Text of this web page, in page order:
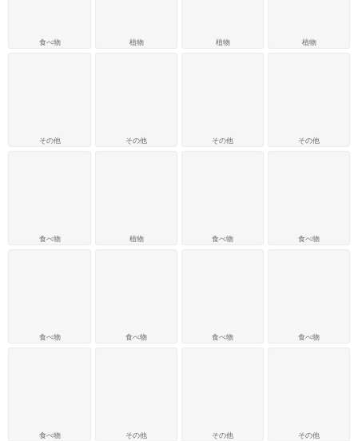
食べ物
その他
食べ物
食べ物
食べ物
植物
その他
植物
食べ物
その他
植物
その他
食べ物
食べ物
その他
植物
その他
食べ物
食べ物
その他